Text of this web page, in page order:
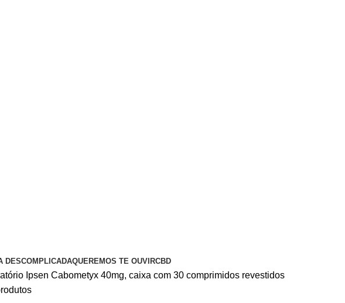
DESCOMPLICADAQUEREMOS TE OUVIRCBD
Ipsen Cabometyx 40mg, caixa com 30 comprimidos revestidos